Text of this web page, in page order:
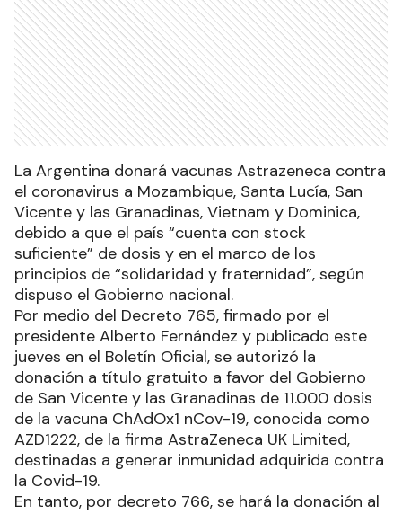
La Argentina donará vacunas Astrazeneca contra
el coronavirus a Mozambique, Santa Lucía, San
Vicente y las Granadinas, Vietnam y Dominica,
debido a que el país “cuenta con stock
suficiente” de dosis y en el marco de los
principios de “solidaridad y fraternidad”, según
dispuso el Gobierno nacional.
Por medio del Decreto 765, firmado por el
presidente Alberto Fernández y publicado este
jueves en el Boletín Oficial, se autorizó la
donación a título gratuito a favor del Gobierno
de San Vicente y las Granadinas de 11.000 dosis
de la vacuna ChAdOx1 nCov-19, conocida como
AZD1222, de la firma AstraZeneca UK Limited,
destinadas a generar inmunidad adquirida contra
la Covid-19.
En tanto, por decreto 766, se hará la donación al